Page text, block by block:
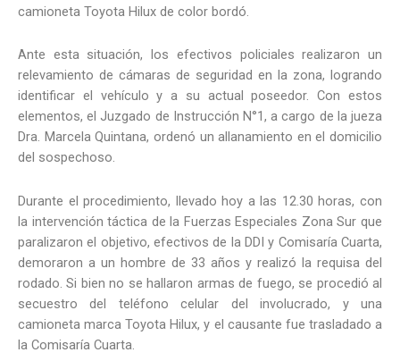
camioneta Toyota Hilux de color bordó.
Ante esta situación, los efectivos policiales realizaron un
relevamiento de cámaras de seguridad en la zona, logrando
identificar el vehículo y a su actual poseedor. Con estos
elementos, el Juzgado de Instrucción N°1, a cargo de la jueza
Dra. Marcela Quintana, ordenó un allanamiento en el domicilio
del sospechoso.
Durante el procedimiento, llevado hoy a las 12.30 horas, con
la intervención táctica de la Fuerzas Especiales Zona Sur que
paralizaron el objetivo, efectivos de la DDI y Comisaría Cuarta,
demoraron a un hombre de 33 años y realizó la requisa del
rodado. Si bien no se hallaron armas de fuego, se procedió al
secuestro del teléfono celular del involucrado, y una
camioneta marca Toyota Hilux, y el causante fue trasladado a
la Comisaría Cuarta.